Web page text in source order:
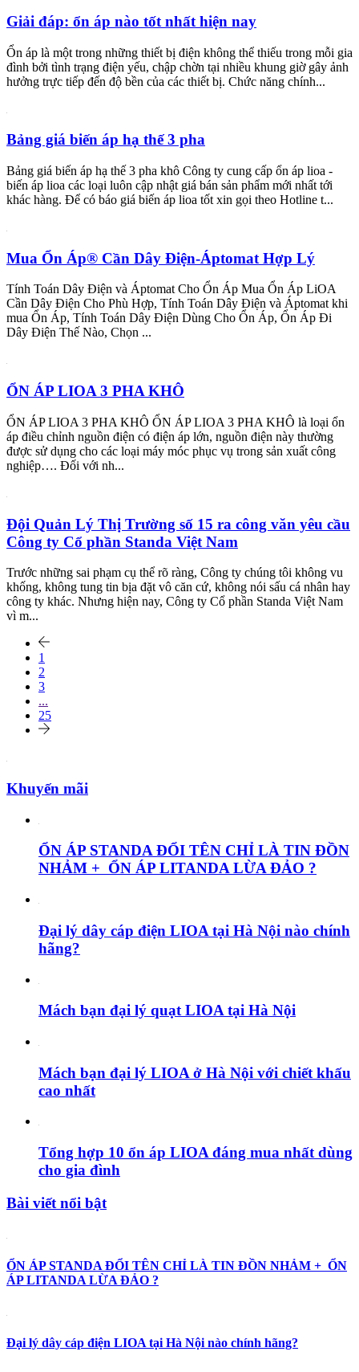
Giải đáp: ổn áp nào tốt nhất hiện nay
Ổn áp là một trong những thiết bị điện không thể thiếu trong mỗi gia
đình bởi tình trạng điện yếu, chập chờn tại nhiều khung giờ gây ảnh
hưởng trực tiếp đến độ bền của các thiết bị. Chức năng chính...
Bảng giá biến áp hạ thế 3 pha
Bảng giá biến áp hạ thế 3 pha khô Công ty cung cấp ổn áp lioa -
biến áp lioa các loại luôn cập nhật giá bán sản phẩm mới nhất tới
khác hàng. Để có báo giá biến áp lioa tốt xin gọi theo Hotline t...
Mua Ổn Áp® Cần Dây Điện-Áptomat Hợp Lý
Tính Toán Dây Điện và Áptomat Cho Ổn Áp Mua Ổn Áp LiOA
Cần Dây Điện Cho Phù Hợp, Tính Toán Dây Điện và Áptomat khi
mua Ổn Áp, Tính Toán Dây Điện Dùng Cho Ổn Áp, Ổn Áp Đi
Dây Điện Thế Nào, Chọn ...
ỔN ÁP LIOA 3 PHA KHÔ
ỔN ÁP LIOA 3 PHA KHÔ ỔN ÁP LIOA 3 PHA KHÔ là loại ổn
áp điều chỉnh nguồn điện có điện áp lớn, nguồn điện này thường
được sử dụng cho các loại máy móc phục vụ trong sản xuất công
nghiệp…. Đối với nh...
Đội Quản Lý Thị Trường số 15 ra công văn yêu cầu
Công ty Cổ phần Standa Việt Nam
Trước những sai phạm cụ thể rõ ràng, Công ty chúng tôi không vu
khống, không tung tin bịa đặt vô căn cứ, không nói sấu cá nhân hay
công ty khác. Nhưng hiện nay, Công ty Cổ phần Standa Việt Nam
vì m...
1
2
3
...
25
Khuyến mãi
ỔN ÁP STANDA ĐỔI TÊN CHỈ LÀ TIN ĐỒN
NHẢM + ỔN ÁP LITANDA LỪA ĐẢO ?
Đại lý dây cáp điện LIOA tại Hà Nội nào chính
hãng?
Mách bạn đại lý quạt LIOA tại Hà Nội
Mách bạn đại lý LIOA ở Hà Nội với chiết khấu
cao nhất
Tổng hợp 10 ổn áp LIOA đáng mua nhất dùng
cho gia đình
Bài viết nổi bật
ỔN ÁP STANDA ĐỔI TÊN CHỈ LÀ TIN ĐỒN NHẢM + ỔN
ÁP LITANDA LỪA ĐẢO ?
Đại lý dây cáp điện LIOA tại Hà Nội nào chính hãng?